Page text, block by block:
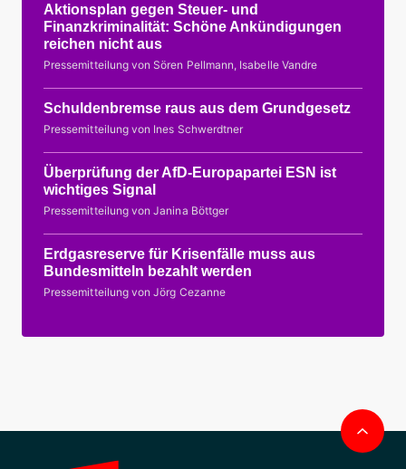
Aktionsplan gegen Steuer- und
Finanzkriminalität: Schöne Ankündigungen
reichen nicht aus
Pressemitteilung von Sören Pellmann, Isabelle Vandre
Schuldenbremse raus aus dem Grundgesetz
Pressemitteilung von Ines Schwerdtner
Überprüfung der AfD-Europapartei ESN ist
wichtiges Signal
Pressemitteilung von Janina Böttger
Erdgasreserve für Krisenfälle muss aus
Bundesmitteln bezahlt werden
Pressemitteilung von Jörg Cezanne